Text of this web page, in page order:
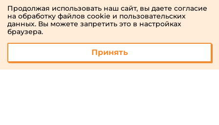
Продолжая использовать наш сайт, вы даете согласие
на обработку файлов cookie и пользовательских
данных. Вы можете запретить это в настройках
браузера.
Принять